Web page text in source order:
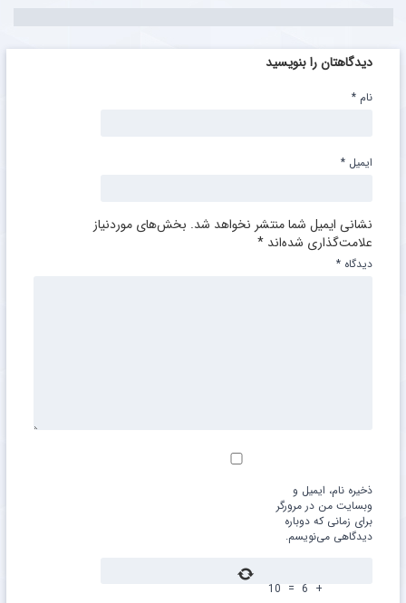
دیدگاهتان را بنویسید
نشانی ایمیل شما منتشر نخواهد شد. بخش‌های موردنیاز
علامت‌گذاری شده‌اند *
دیدگاه *
نام *
ایمیل *
ذخیره نام، ایمیل و
وبسایت من در مرورگر
برای زمانی که دوباره
دیدگاهی می‌نویسم.
+
6
=
10